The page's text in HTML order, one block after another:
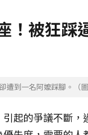
！被狂踩
到一名阿嬤踩腳。（
引起的爭議不斷